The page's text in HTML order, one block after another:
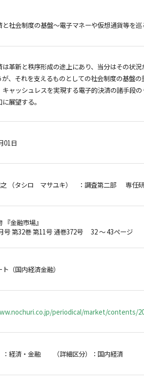
と社会制度の基盤～電子マネーや仮想通貨等を
は革新と秩序形成の途上にあり、当分はその状
、それを支えるものとしての社会制度の基盤の
キャッシュレスを実現する電子的決済の諸手段
展望する。
01日
（タシロ マサユキ） ：調査第二部 専任
『金融市場』
号 第32巻 第11号 通巻372号 32 ～ 43ページ
（国内経済金融）
periodical/market/contents/
：経済・金融 （詳細区分）：国内経済